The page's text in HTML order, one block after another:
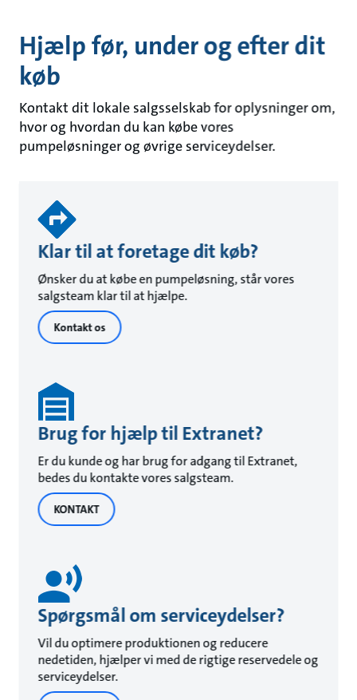
Hjælp før, under og efter dit
køb
Kontakt dit lokale salgsselskab for oplysninger om,
hvor og hvordan du kan købe vores
pumpeløsninger og øvrige serviceydelser.
Klar til at foretage dit køb?
Ønsker du at købe en pumpeløsning, står vores
salgsteam klar til at hjælpe.
Kontakt os
Brug for hjælp til Extranet?
Er du kunde og har brug for adgang til Extranet,
bedes du kontakte vores salgsteam.
KONTAKT
Spørgsmål om serviceydelser?
Vil du optimere produktionen og reducere
nedetiden, hjælper vi med de rigtige reservedele og
serviceydelser.